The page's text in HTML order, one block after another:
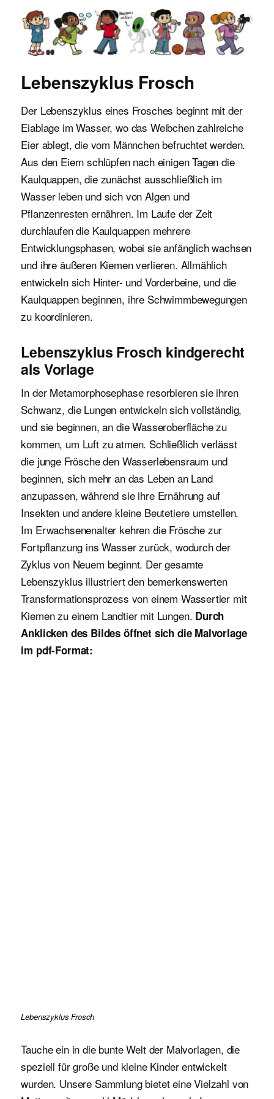
Malvorlagen für Kinder
Lebenszyklus Frosch
Der Lebenszyklus eines Frosches beginnt mit der
Eiablage im Wasser, wo das Weibchen zahlreiche
Eier ablegt, die vom Männchen befruchtet werden.
Aus den Eiern schlüpfen nach einigen Tagen die
Kaulquappen, die zunächst ausschließlich im
Wasser leben und sich von Algen und
Pflanzenresten ernähren. Im Laufe der Zeit
durchlaufen die Kaulquappen mehrere
Entwicklungsphasen, wobei sie anfänglich wachsen
und ihre äußeren Kiemen verlieren. Allmählich
entwickeln sich Hinter- und Vorderbeine, und die
Kaulquappen beginnen, ihre Schwimmbewegungen
zu koordinieren.
Lebenszyklus Frosch kindgerecht
als Vorlage
In der Metamorphosephase resorbieren sie ihren
Schwanz, die Lungen entwickeln sich vollständig,
und sie beginnen, an die Wasseroberfläche zu
kommen, um Luft zu atmen. Schließlich verlässt
die junge Frösche den Wasserlebensraum und
beginnen, sich mehr an das Leben an Land
anzupassen, während sie ihre Ernährung auf
Insekten und andere kleine Beutetiere umstellen.
Im Erwachsenenalter kehren die Frösche zur
Fortpflanzung ins Wasser zurück, wodurch der
Zyklus von Neuem beginnt. Der gesamte
Lebenszyklus illustriert den bemerkenswerten
Transformationsprozess von einem Wassertier mit
Kiemen zu einem Landtier mit Lungen. Durch
Anklicken des Bildes öffnet sich die Malvorlage
im pdf-Format:
Lebenszyklus Frosch
Tauche ein in die bunte Welt der Malvorlagen, die
speziell für große und kleine Kinder entwickelt
wurden. Unsere Sammlung bietet eine Vielzahl von